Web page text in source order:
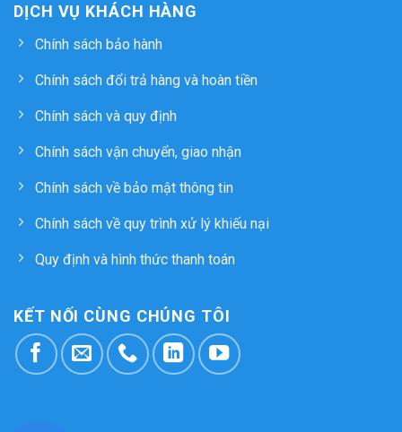
DỊCH VỤ KHÁCH HÀNG
Chính sách bảo hành
Chính sách đổi trả hàng và hoàn tiền
Chính sách và quy định
Chính sách vận chuyển, giao nhận
Chính sách về bảo mật thông tin
Chính sách về quy trình xử lý khiếu nại
Quy định và hình thức thanh toán
KẾT NỐI CÙNG CHÚNG TÔI